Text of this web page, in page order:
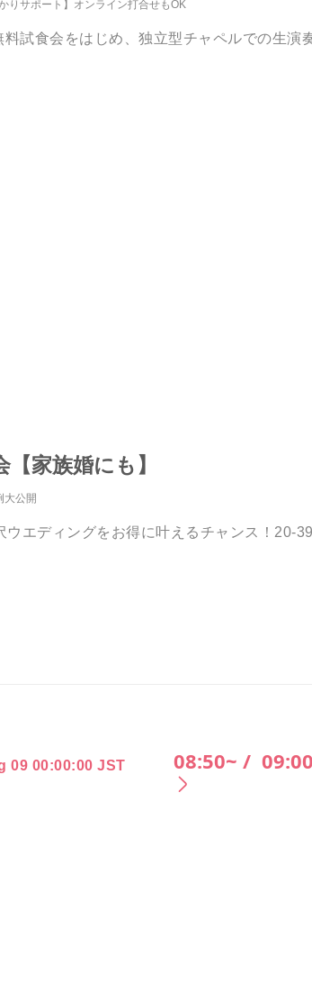
りサポート】オンライン打合せもOK
試食会をはじめ、独立型チャペルでの生演
家族婚にも】
大公開
エディングをお得に叶えるチャンス！20-
09 00:00:00 JST
08:50~ /